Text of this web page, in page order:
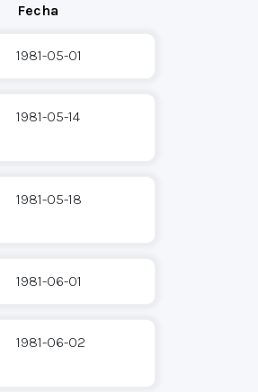
Fecha
1981-05-01
1981-05-14
1981-05-18
1981-06-01
1981-06-02